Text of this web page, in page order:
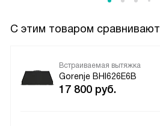
С этим товаром сравнивают
Встраиваемая вытяжка
Gorenje BHI626E6B
17 800 руб.